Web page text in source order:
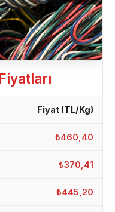
Fiyatları
Fiyat (TL/Kg)
₺460,40
₺370,41
₺445,20